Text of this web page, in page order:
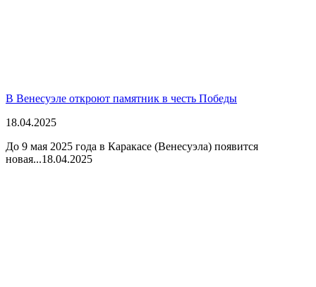
В Венесуэле откроют памятник в честь Победы
18.04.2025
До 9 мая 2025 года в Каракасе (Венесуэла) появится
новая...18.04.2025